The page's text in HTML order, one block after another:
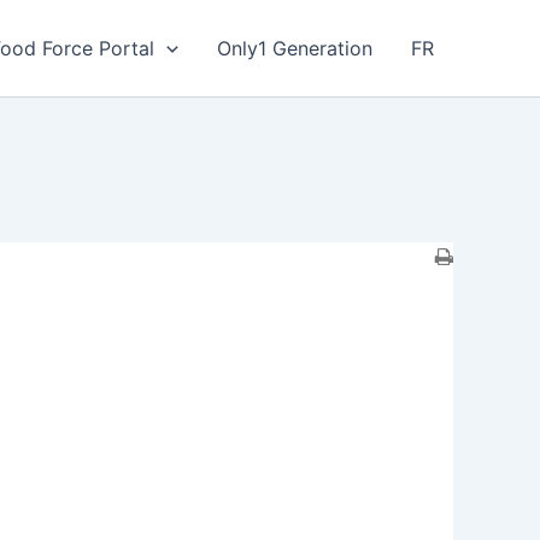
Force Portal Only1 Generation FR